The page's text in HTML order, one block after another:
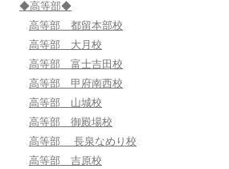
◆高等部◆
高等部 都留本部校
高等部 大月校
高等部 富士吉田校
高等部 甲府南西校
高等部 山城校
高等部 御殿場校
高等部 長泉なめり校
高等部 吉原校